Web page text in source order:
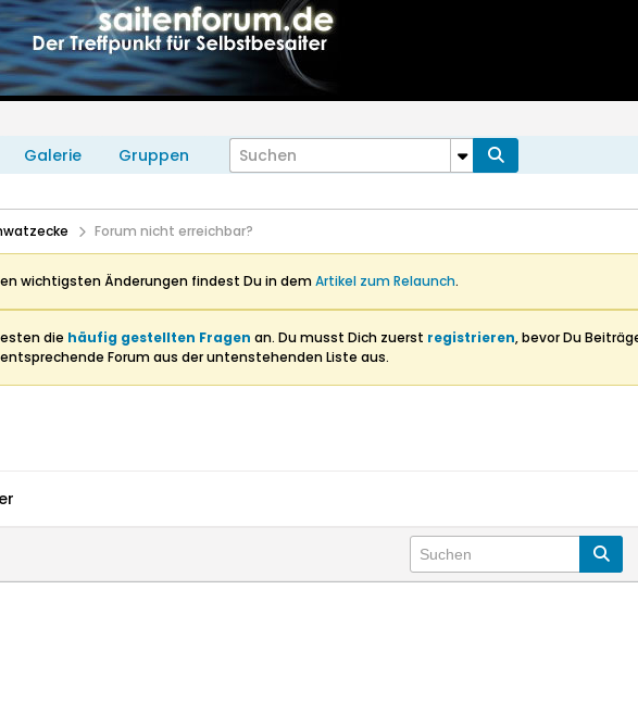
Galerie Gruppen
Forum nicht erreichbar?
wichtigsten Änderungen findest Du in demArtikel zum Relaunch.
die häufig gestellten Fragen an. Du musst Dich zuerst registrieren, bevor Du
Forum aus der untenstehenden Liste aus.